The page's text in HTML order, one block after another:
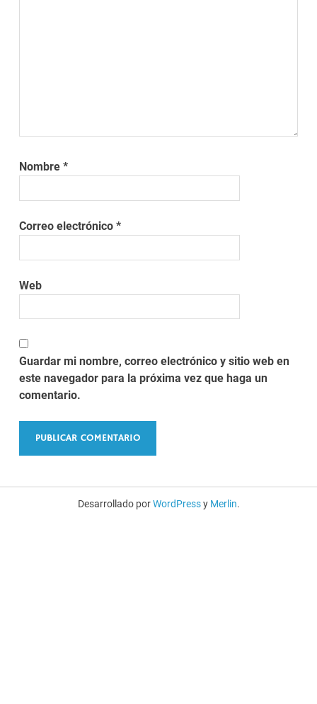
Nombre*
Correo electrónico*
Web
Guardar mi nombre, correo electrónico y sitio web en
este navegador para la próxima vez que haga un
comentario.
Desarrollado porWordPressy Merlin.